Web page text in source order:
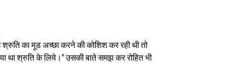
का मूड अच्छा करने की कोशिश कर रही थी तो
था श्रुति के लिये।" उसकी बाते समझ कर रोहित भी